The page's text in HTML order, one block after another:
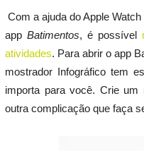
Com a ajuda do Apple
appBatimentos, é possível
atividades. Para abrir o app
mostrador Infográfico tem
importa para você. Crie um
outra complicação que faça